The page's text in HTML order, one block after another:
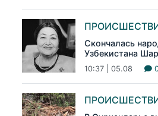
Скончалась
Узбекистана
10:37 | 05.08